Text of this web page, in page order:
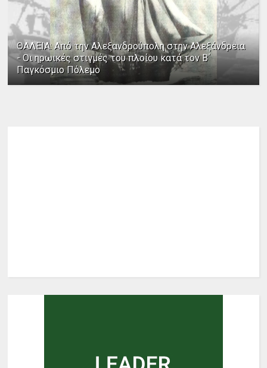
ΘΑΛΕΙΑ: Από την Αλεξανδρούπολη στην Αλεξάνδρεια
- Οι ηρωικές στιγμές του πλοίου κατά τον Β΄
Παγκόσμιο Πόλεμο